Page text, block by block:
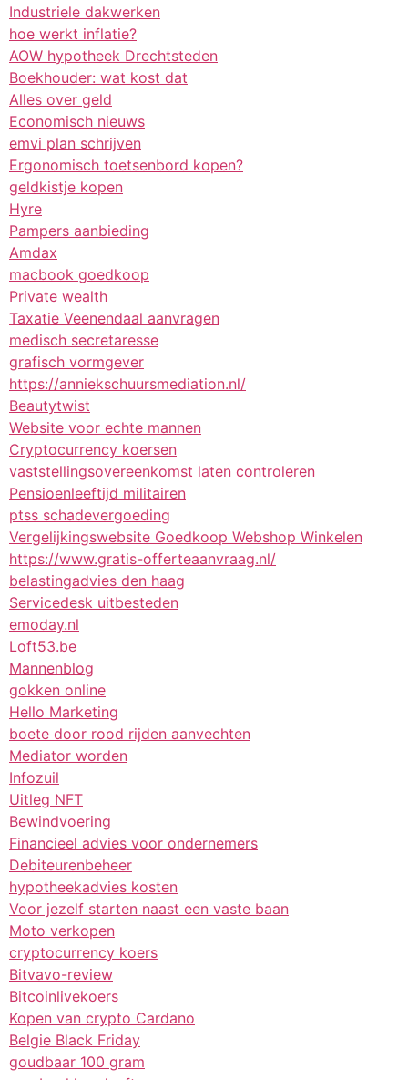
Industriele dakwerken
hoe werkt inflatie?
AOW hypotheek Drechtsteden
Boekhouder: wat kost dat
Alles over geld
Economisch nieuws
emvi plan schrijven
Ergonomisch toetsenbord kopen?
geldkistje kopen
Hyre
Pampers aanbieding
Amdax
macbook goedkoop
Private wealth
Taxatie Veenendaal aanvragen
medisch secretaresse
grafisch vormgever
https://anniekschuursmediation.nl/
Beautytwist
Website voor echte mannen
Cryptocurrency koersen
vaststellingsovereenkomst laten controleren
Pensioenleeftijd militairen
ptss schadevergoeding
Vergelijkingswebsite Goedkoop Webshop Winkelen
https://www.gratis-offerteaanvraag.nl/
belastingadvies den haag
Servicedesk uitbesteden
emoday.nl
Loft53.be
Mannenblog
gokken online
Hello Marketing
boete door rood rijden aanvechten
Mediator worden
Infozuil
Uitleg NFT
Bewindvoering
Financieel advies voor ondernemers
Debiteurenbeheer
hypotheekadvies kosten
Voor jezelf starten naast een vaste baan
Moto verkopen
cryptocurrency koers
Bitvavo-review
Bitcoinlivekoers
Kopen van crypto Cardano
Belgie Black Friday
goudbaar 100 gram